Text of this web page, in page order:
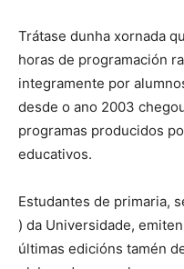
Trátase dunha xornada
horas de programación
integramente por
desde o ano 2003
programas producidos
educativos.
Estudantes de primaria,
) da Universidade,
últimas edicións tamén